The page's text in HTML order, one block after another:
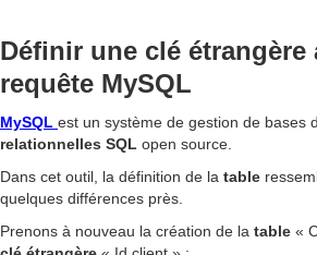
Définir une clé étrangère
requête MySQL
MySQL est un système de gestion de bases
relationnelles SQL open source.
Dans cet outil, la définition de la table
quelques différences près.
Prenons à nouveau la création de la table «